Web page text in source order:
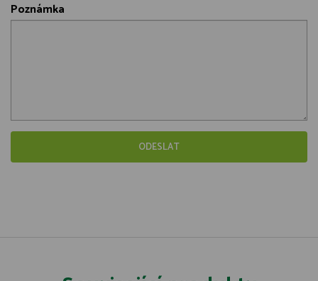
Poznámka